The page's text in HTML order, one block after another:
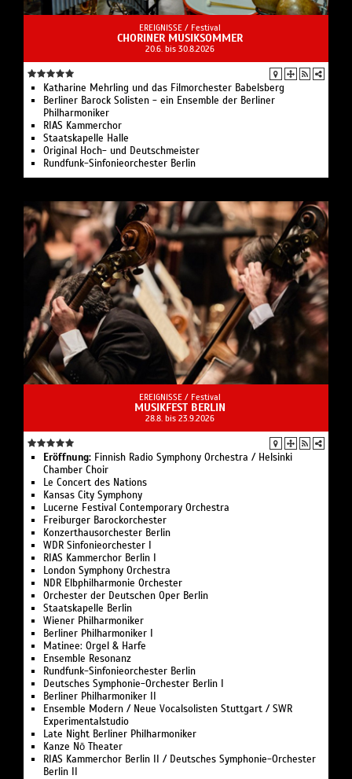
EREIGNISSE / Festival
CHORINER MUSIKSOMMER
20.6. bis 30.8.2026
Katharine Mehrling und das Filmorchester Babelsberg
Berliner Barock Solisten - ein Ensemble der Berliner
Philharmoniker
RIAS Kammerchor
Staatskapelle Halle
Original Hoch- und Deutschmeister
Rundfunk-Sinfonieorchester Berlin
EREIGNISSE / Festival
MUSIKFEST BERLIN
28.8. bis 23.9.2026
Eröffnung: Finnish Radio Symphony Orchestra / Helsinki
Chamber Choir
Le Concert des Nations
Kansas City Symphony
Lucerne Festival Contemporary Orchestra
Freiburger Barockorchester
Konzerthausorchester Berlin
WDR Sinfonieorchester I
RIAS Kammerchor Berlin I
London Symphony Orchestra
NDR Elbphilharmonie Orchester
Orchester der Deutschen Oper Berlin
Staatskapelle Berlin
Wiener Philharmoniker
Berliner Philharmoniker I
Matinee: Orgel & Harfe
Ensemble Resonanz
Rundfunk-Sinfonieorchester Berlin
Deutsches Symphonie-Orchester Berlin I
Berliner Philharmoniker II
Ensemble Modern / Neue Vocalsolisten Stuttgart / SWR
Experimentalstudio
Late Night Berliner Philharmoniker
Kanze Nō Theater
RIAS Kammerchor Berlin II / Deutsches Symphonie-Orchester
Berlin II